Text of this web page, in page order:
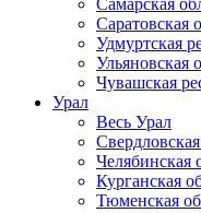
Самарская
Саратовская
Удмуртская
Ульяновская
Чувашская
Урал
Весь Урал
Челябинская
Курганская
Тюменская